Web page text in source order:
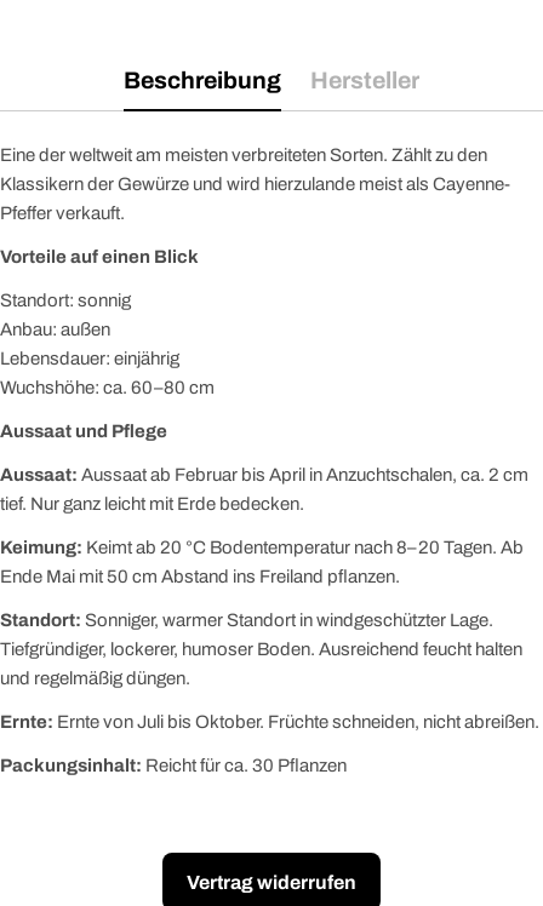
Beschreibung Hersteller
Eine der weltweit am meisten verbreiteten Sorten. Zählt zu den
Klassikern der Gewürze und wird hierzulande meist als Cayenne-
Pfeffer verkauft.
Vorteile auf einen Blick
Standort: sonnig
Anbau: außen
Lebensdauer: einjährig
Wuchshöhe: ca. 60–80 cm
Aussaat und Pflege
Aussaat: Aussaat ab Februar bis April in Anzuchtschalen, ca. 2 cm
tief. Nur ganz leicht mit Erde bedecken.
Keimung: Keimt ab 20 °C Bodentemperatur nach 8–20 Tagen. Ab
Ende Mai mit 50 cm Abstand ins Freiland pflanzen.
Standort: Sonniger, warmer Standort in windgeschützter Lage.
Tiefgründiger, lockerer, humoser Boden. Ausreichend feucht halten
und regelmäßig düngen.
Ernte: Ernte von Juli bis Oktober. Früchte schneiden, nicht abreißen.
Packungsinhalt: Reicht für ca. 30 Pflanzen
Vertrag widerrufen